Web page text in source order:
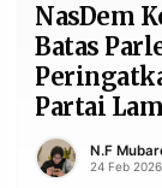
RUBRIKASI
EDITORIAL
DAERAH
NasDem
Batas
Partai
N.F
24 Feb